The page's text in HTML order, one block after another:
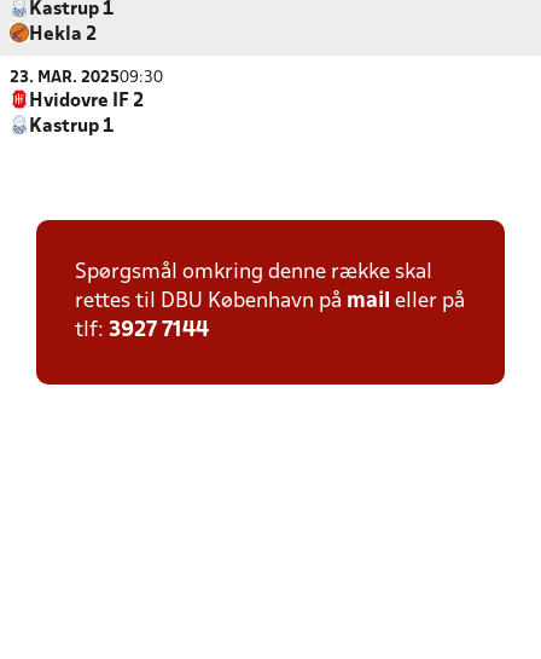
Kastrup 1
Hekla 2
23. MAR. 202509:30
Hvidovre IF 2
Kastrup 1
Spørgsmål omkring denne række skal
rettes til DBU København på mail eller på
tlf: 3927 7144